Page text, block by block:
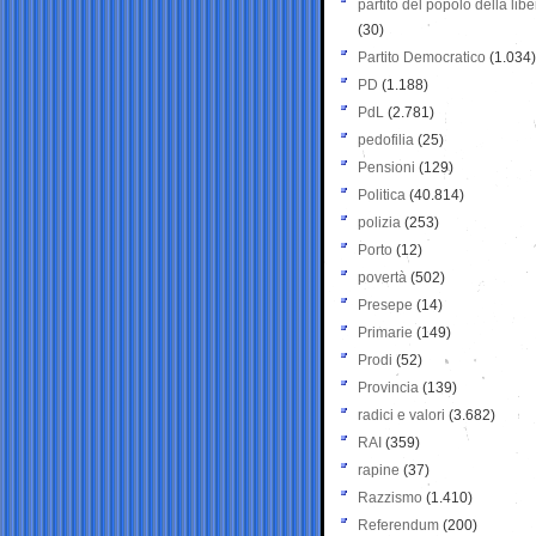
partito del popolo della
(30)
Partito Democratico (1.034)
PD (1.188)
PdL (2.781)
pedofilia (25)
Pensioni (129)
Politica (40.814)
polizia (253)
Porto (12)
povertà (502)
Presepe (14)
Primarie (149)
Prodi (52)
Provincia (139)
radici e valori (3.682)
RAI (359)
rapine (37)
Razzismo (1.410)
Referendum (200)